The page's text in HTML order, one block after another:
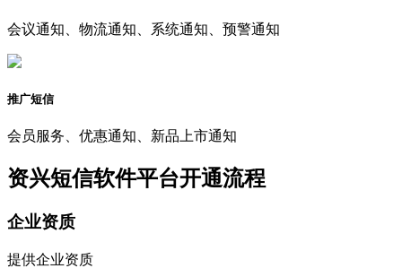
会议通知、物流通知、系统通知、预警通知
推广短信
会员服务、优惠通知、新品上市通知
资兴短信软件平台开通流程
企业资质
提供企业资质